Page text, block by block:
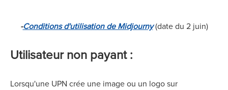
-Conditions d'utilisation de Midjourny(date du 2 juin)
Utilisateur non payant :
Lorsqu'une UPN crée une image ou un logo sur